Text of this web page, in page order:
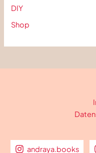
DIY
Shop
andraya.books